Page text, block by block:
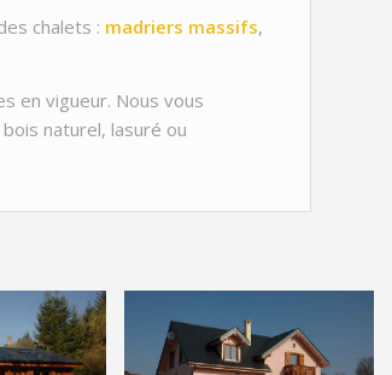
chalets : madriers massifs,
en vigueur. Nous vous
naturel, lasuré ou